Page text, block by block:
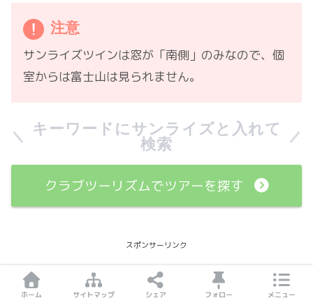
注意
サンライズツインは窓が「南側」のみなので、個
室からは富士山は見られません。
キーワードにサンライズと入れて
検索
クラブツーリズムでツアーを探す
スポンサーリンク
ホーム サイトマップ シェア フォロー メニュー